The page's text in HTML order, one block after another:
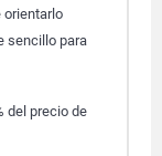
orientarlo
sencillo para
del precio de